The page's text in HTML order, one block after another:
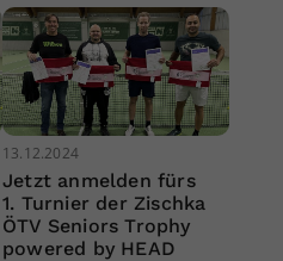
13.12.2024
Jetzt anmelden fürs
1. Turnier der Zischka
ÖTV Seniors Trophy
powered by HEAD